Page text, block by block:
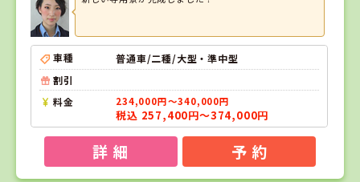
車種
普通車/二種/大型・準中型
割引
料金
234,000円～340,000円
税込 257,400円～374,000円
詳 細 予 約